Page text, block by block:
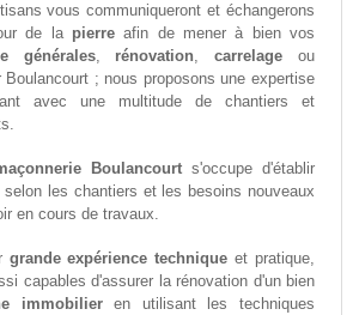
vous communiqueront et échangerons
de la pierre afin de mener à bien vos
générales, rénovation,carrelage ou
; nous proposons une expertise
avec une multitude de chantiers et
Boulancourt s'occupe d'établir
selon les chantiers et les besoins nouveaux
en cours de travaux.
grande expérience technique et pratique,
capables d'assurer la rénovation d'un bien
immobilieren utilisant les techniques